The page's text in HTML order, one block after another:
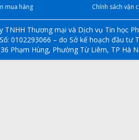
mua hàng
Chính sách vận
TNHH Thương mại và Dịch vụ Tin học
0102293066 – do Sở kế hoạch đầu tư
36 Phạm Hùng, Phường Từ Liêm, TP Hà